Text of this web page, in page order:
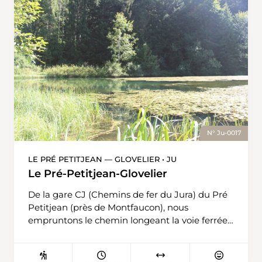
Doubs, rivière franco-suisse, tout près du
Theusseret, nous prenons la direction de la
Goule et la Bouège en continuant de longer le
Doubs. Avant d’arriver à la Bouège, nous
quittons la rivière franco-suisse pour monter au
Noirmont, notre lieu de destination, par le
sentier du Facteur et La Seigne aux Femmes.
A noter qu’au bord du Doubs, vous trouverez
plusieurs restaurants afin de vous ravitailler.
N° Ju-0017
LE PRÉ PETITJEAN — GLOVELIER • JU
Le Pré-Petitjean-Glovelier
De la gare CJ (Chemins de fer du Jura) du Pré
Petitjean (près de Montfaucon), nous
empruntons le chemin longeant la voie ferrée.
continuons en direction de la ferme restaurant